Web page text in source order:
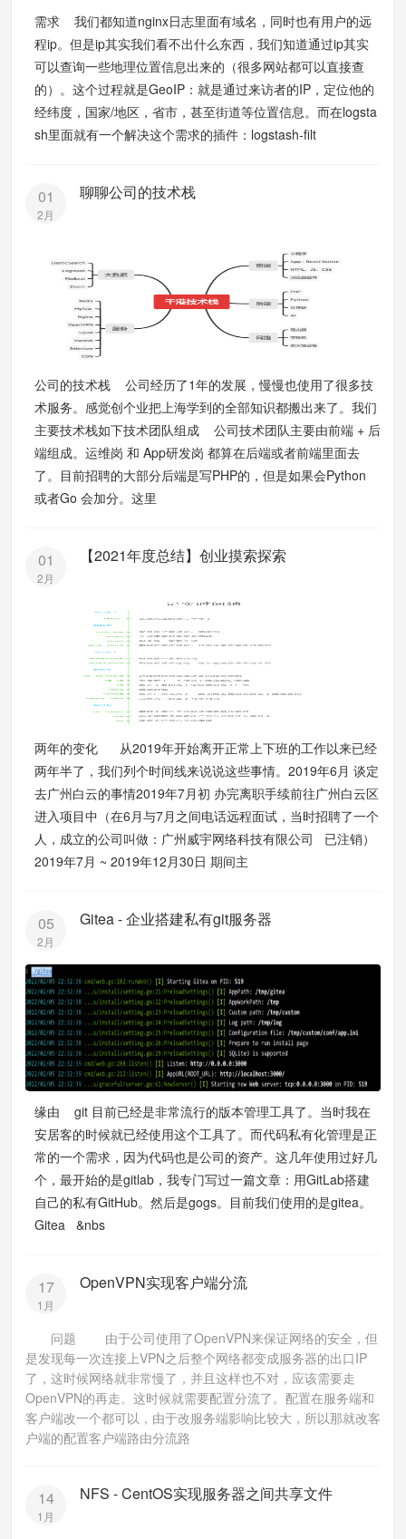
需求 我们都知道nginx日志里面有域名，同时也有用户的远
程ip。但是ip其实我们看不出什么东西，我们知道通过ip其实
可以查询一些地理位置信息出来的（很多网站都可以直接查
的）。这个过程就是GeoIP：就是通过来访者的IP，定位他的
经纬度，国家/地区，省市，甚至街道等位置信息。而在logsta
sh里面就有一个解决这个需求的插件：logstash-filt
01
2月
聊聊公司的技术栈
公司的技术栈 公司经历了1年的发展，慢慢也使用了很多技
术服务。感觉创个业把上海学到的全部知识都搬出来了。我们
主要技术栈如下技术团队组成 公司技术团队主要由前端 + 后
端组成。运维岗 和 App研发岗 都算在后端或者前端里面去
了。目前招聘的大部分后端是写PHP的，但是如果会Python
或者Go 会加分。这里
01
2月
【2021年度总结】创业摸索探索
两年的变化 从2019年开始离开正常上下班的工作以来已经
两年半了，我们列个时间线来说说这些事情。2019年6月 谈定
去广州白云的事情2019年7月初 办完离职手续前往广州白云区
进入项目中（在6月与7月之间电话远程面试，当时招聘了一个
人，成立的公司叫做：广州威宇网络科技有限公司 已注销）
2019年7月 ~ 2019年12月30日 期间主
05
2月
Gitea - 企业搭建私有git服务器
缘由 git 目前已经是非常流行的版本管理工具了。当时我在
安居客的时候就已经使用这个工具了。而代码私有化管理是正
常的一个需求，因为代码也是公司的资产。这几年使用过好几
个，最开始的是gitlab，我专门写过一篇文章：用GitLab搭建
自己的私有GitHub。然后是gogs。目前我们使用的是gitea。
Gitea &nbs
17
1月
OpenVPN实现客户端分流
问题 由于公司使用了OpenVPN来保证网络的安全，但
是发现每一次连接上VPN之后整个网络都变成服务器的出口IP
了，这时候网络就非常慢了，并且这样也不对，应该需要走
OpenVPN的再走。这时候就需要配置分流了。配置在服务端和
客户端改一个都可以，由于改服务端影响比较大，所以那就改客
户端的配置客户端路由分流路
14
1月
NFS - CentOS实现服务器之间共享文件